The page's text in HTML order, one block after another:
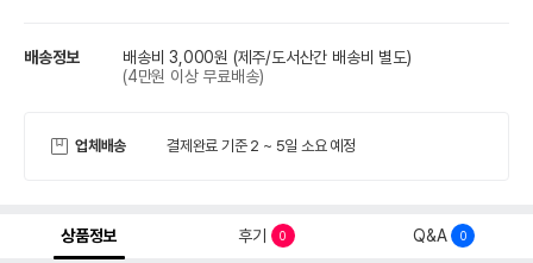
배송정보 배송비 3,000원 (제주/도서산간 배송비 별도)
(4만원 이상 무료배송)
업체배송 결제완료 기준 2 ~ 5일 소요 예정
상품정보 후기 0 Q&A 0